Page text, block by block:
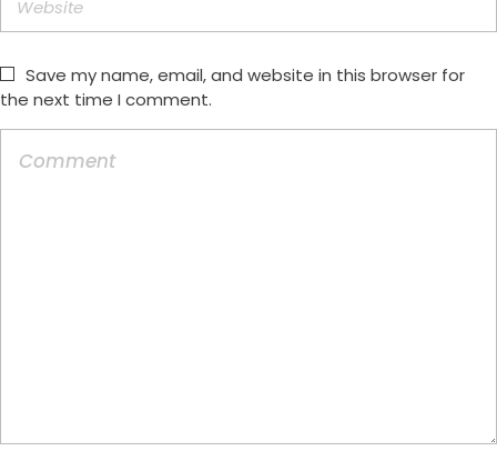
Save my name, email, and website in this browser for
the next time I comment.